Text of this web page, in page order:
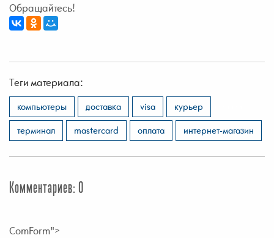
Обращайтесь!
Теги материала:
компьютеры доставка visa курьер
терминал mastercard оплата интернет-магазин
Комментариев: 0
ComForm">